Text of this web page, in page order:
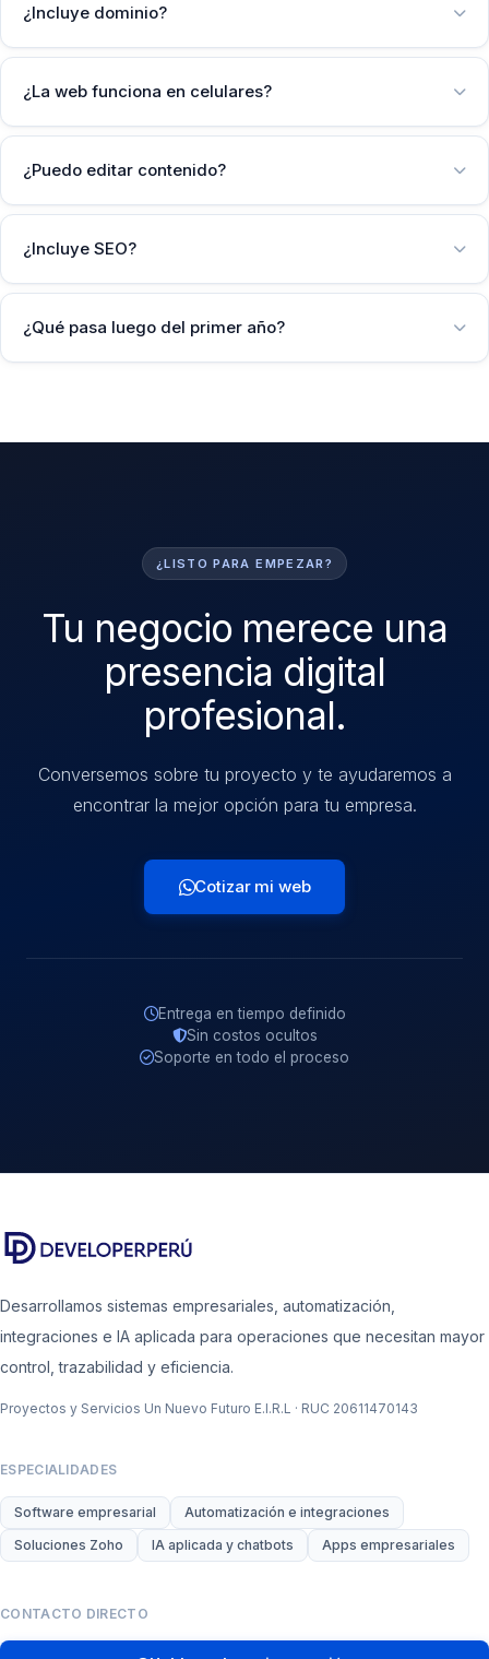
¿Incluye dominio?
¿La web funciona en celulares?
¿Puedo editar contenido?
¿Incluye SEO?
¿Qué pasa luego del primer año?
¿LISTO PARA EMPEZAR?
Tu negocio merece una
presencia digital
profesional.
Conversemos sobre tu proyecto y te ayudaremos a
encontrar la mejor opción para tu empresa.
Cotizar mi web
Entrega en tiempo definido
Sin costos ocultos
Soporte en todo el proceso
Desarrollamos sistemas empresariales, automatización,
integraciones e IA aplicada para operaciones que necesitan mayor
control, trazabilidad y eficiencia.
Proyectos y Servicios Un Nuevo Futuro E.I.R.L · RUC 20611470143
ESPECIALIDADES
Software empresarial
Automatización e integraciones
Soluciones Zoho
IA aplicada y chatbots Apps empresariales
CONTACTO DIRECTO